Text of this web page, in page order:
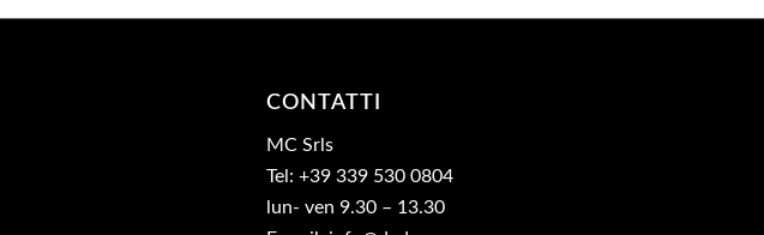
CONTATTI
MC Srls
Tel: +39 339 530 0804
lun- ven 9.30 – 13.30